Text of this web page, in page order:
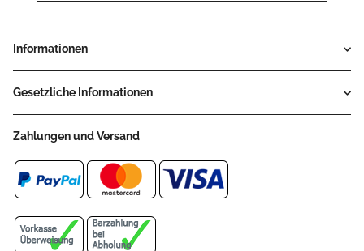
Informationen
Gesetzliche Informationen
Zahlungen und Versand